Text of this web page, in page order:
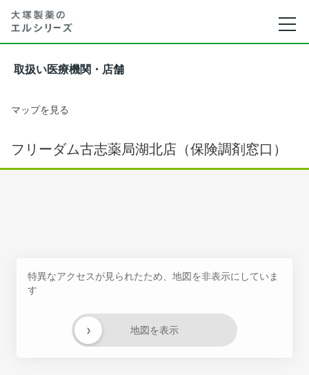
取扱い医療機関・店舗
マップを見る
フリーダム古志薬局湖北店（保険調剤窓口）
特異なアクセスが見られたため、地図を非表示にしていま
す
地図を表示
›